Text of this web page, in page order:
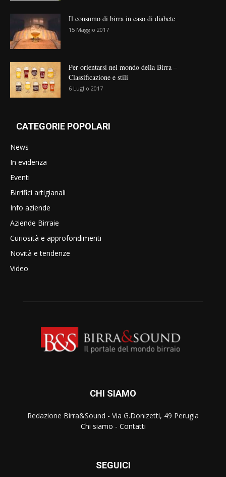
Il consumo di birra in caso di diabete
15 Maggio 2017
Per orientarsi nel mondo della Birra –
Classificazione e stili
6 Luglio 2017
CATEGORIE POPOLARI
News
In evidenza
Eventi
Birrifici artigianali
Info aziende
Aziende Birraie
Curiosità e approfondimenti
Novità e tendenze
Video
CHI SIAMO
Redazione Birra&Sound - Via G.Donizetti, 49 Perugia
Chi siamo - Contatti
SEGUICI